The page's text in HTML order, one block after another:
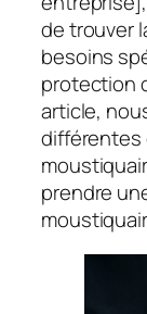
de trouver
besoins
protection
article,
différentes
prendre